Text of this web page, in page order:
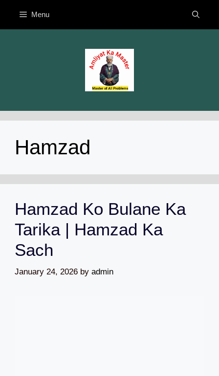
content
Menu
Hamzad
Hamzad Ko Bulane Ka
Tarika | Hamzad Ka
Sach
January 24, 2026 by admin